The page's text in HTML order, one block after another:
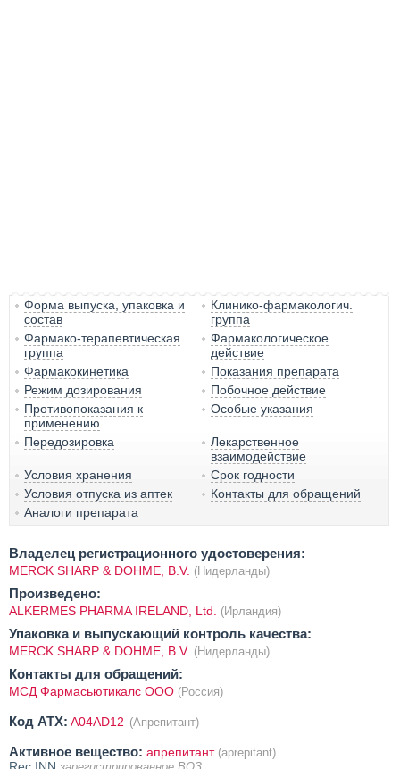
Форма выпуска, упаковка и
состав
Клинико-фармакологич.
группа
Фармако-терапевтическая
группа
Фармакологическое
действие
Фармакокинетика
Показания препарата
Режим дозирования
Побочное действие
Противопоказания к
применению
Особые указания
Передозировка
Лекарственное
взаимодействие
Условия хранения
Срок годности
Условия отпуска из аптек
Контакты для обращений
Аналоги препарата
Владелец регистрационного удостоверения:
MERCK SHARP & DOHME, B.V. (Нидерланды)
Произведено:
ALKERMES PHARMA IRELAND, Ltd. (Ирландия)
Упаковка и выпускающий контроль качества:
MERCK SHARP & DOHME, B.V. (Нидерланды)
Контакты для обращений:
МСД Фармасьютикалс ООО (Россия)
Код ATX: A04AD12 (Апрепитант)
Активное вещество: апрепитант (aprepitant)
Rec.INN